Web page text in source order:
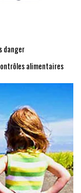
danger
alimentaires